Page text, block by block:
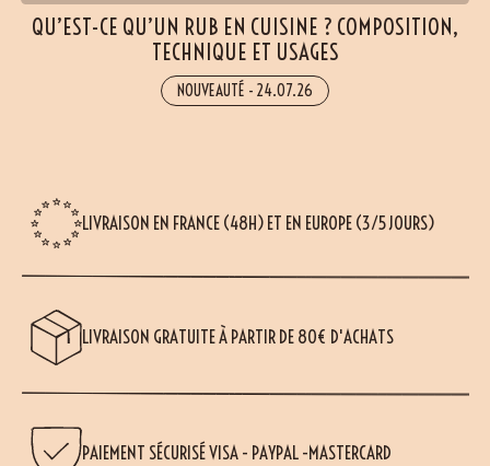
QU’EST-CE QU’UN RUB EN CUISINE ? COMPOSITION,
TECHNIQUE ET USAGES
NOUVEAUTÉ - 24.07.26
LIVRAISON EN FRANCE (48H) ET EN EUROPE (3/5 JOURS)
LIVRAISON GRATUITE À PARTIR DE 80€ D'ACHATS
PAIEMENT SÉCURISÉ VISA - PAYPAL -MASTERCARD